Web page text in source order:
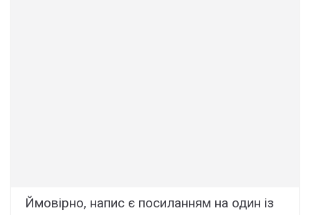
Ймовірно, напис є посиланням на один із